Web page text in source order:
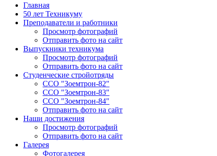
Главная
50 лет Техникуму
Преподаватели и работники
Просмотр фотографий
Отправить фото на сайт
Выпускники техникума
Просмотр фотографий
Отправить фото на сайт
Студенческие стройотряды
ССО "Зоемтрон-82"
ССО "Зоемтрон-83"
ССО "Зоемтрон-84"
Отправить фото на сайт
Наши достижения
Просмотр фотографий
Отправить фото на сайт
Галерея
Фотогалерея